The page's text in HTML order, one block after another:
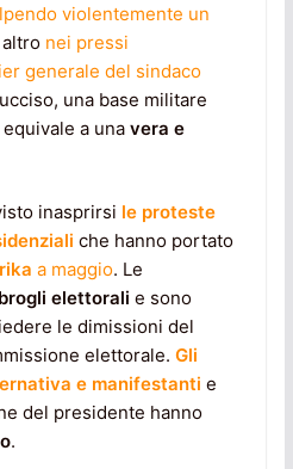
violentemente un
nei pressi
generale del sindaco
una base militare
a una vera e
inasprirsi le proteste
che hanno portato
a maggio. Le
brogli elettorali e sono
le dimissioni del
elettorale. Gli
e manifestanti e
del presidente hanno
.